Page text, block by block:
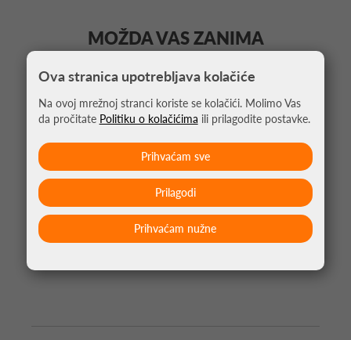
MOŽDA VAS ZANIMA
Ova stranica upotrebljava kolačiće
Na ovoj mrežnoj stranci koriste se kolačići. Molimo Vas
da pročitate Politiku o kolačićima ili prilagodite postavke.
Prihvaćam nužne
Prilagodi
Prihvaćam sve